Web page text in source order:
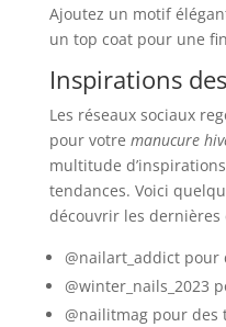
Ajoutez un motif
un top coat pour une
Inspirations
Les réseaux sociaux
pour votre manucure
multitude
tendances. Voici
découvrir les dernières
@nailart_addict pour
@winter_nails_2023
@nailitmag pour des